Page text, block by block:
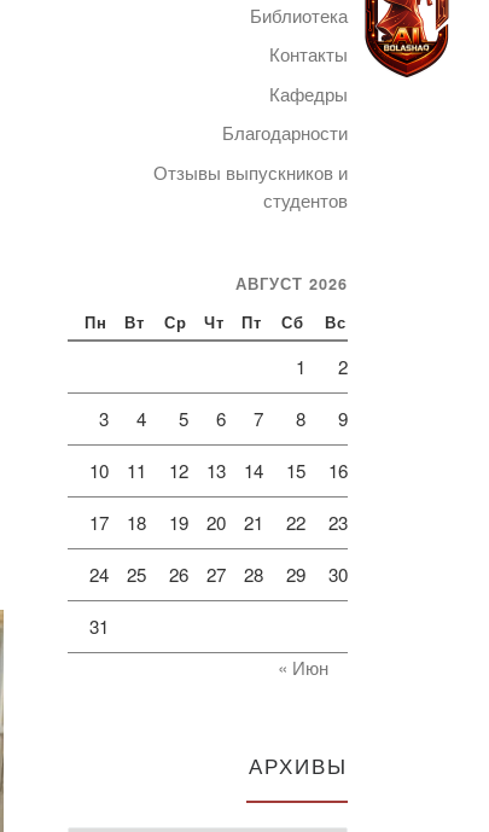
Библиотека
Контакты
Кафедры
Благодарности
Отзывы выпускников и
студентов
АВГУСТ 2026
Пн Вт Ср Чт Пт Сб Вс
1 2
3 4 5 6 7 8 9
10 11 12 13 14 15 16
17 18 19 20 21 22 23
24 25 26 27 28 29 30
31
« Июн
АРХИВЫ